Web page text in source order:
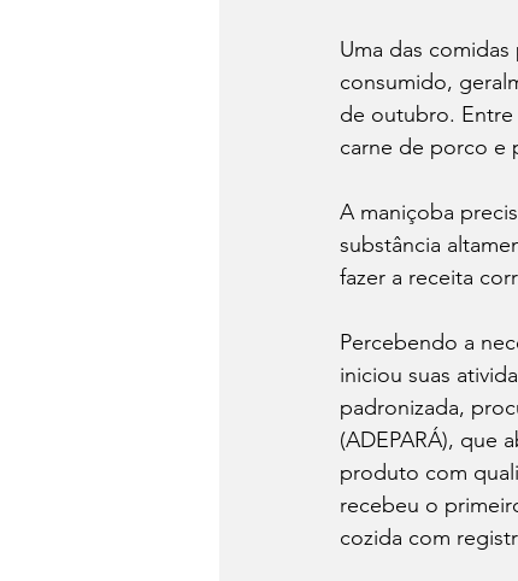
Uma das
consumido,
de outubro. Entre
carne de porco e
A maniçoba
substância
fazer a receita
Percebendo a
iniciou suas
padronizada,
(ADEPARÁ), que
produto com
recebeu o
cozida com